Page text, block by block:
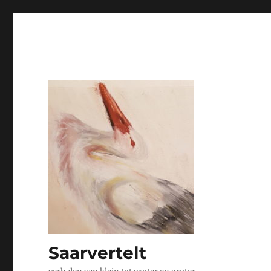
Saarvertelt